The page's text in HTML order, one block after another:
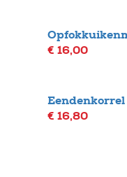
€ 16,00
Eendenkorrel
€ 16,80